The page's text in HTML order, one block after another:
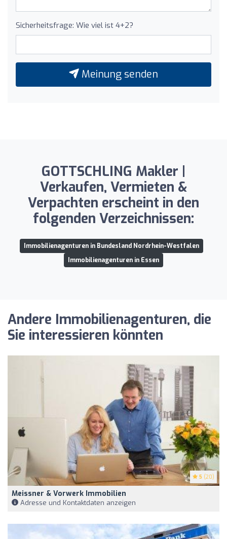
Sicherheitsfrage: Wie viel ist 4+2?
Meinung senden
GOTTSCHLING Makler |
Verkaufen, Vermieten &
Verpachten erscheint in den
folgenden Verzeichnissen:
Immobilienagenturen in Bundesland Nordrhein-Westfalen
Immobilienagenturen in Essen
Andere Immobilienagenturen, die
Sie interessieren könnten
5 (20)
Meissner & Vorwerk Immobilien
Adresse und Kontaktdaten anzeigen